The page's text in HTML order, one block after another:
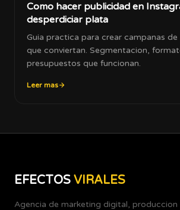
Como hacer publicidad en
desperdiciar plata
Guia practica para crear campanas
que conviertan. Segmentacion,
presupuestos que funcionan.
Leer mas
EFECTOS VIRALES
Agencia de marketing digital, produccion